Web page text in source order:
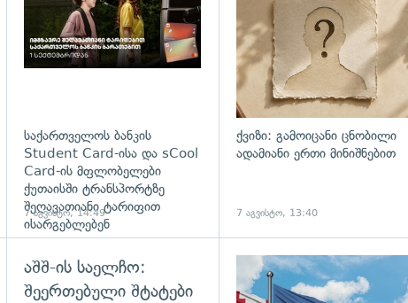
საქართველოს ბანკის
Student Card-ისა და sCool
Card-ის მფლობელები
ქუთაისში ტრანსპორტზე
შეღავათიანი ტარიფით
ისარგებლებენ
7 აგვისტო, 14:49
ქვიზი: გამოიცანი ცნობილი
ადამიანი ერთი მინიშნებით
7 აგვისტო, 13:40
აშშ-ის საელჩო:
შეერთებული შტატები